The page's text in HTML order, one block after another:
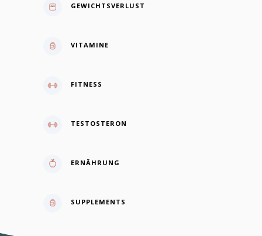
GEWICHTSVERLUST
VITAMINE
FITNESS
TESTOSTERON
ERNÄHRUNG
SUPPLEMENTS